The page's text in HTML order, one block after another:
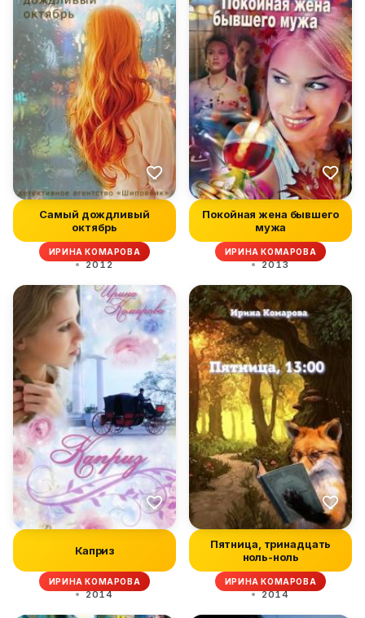
Самый дождливый
октябрь
ИРИНА КОМАРОВА
2012
Покойная жена бывшего
мужа
ИРИНА КОМАРОВА
2013
Каприз
ИРИНА КОМАРОВА
2014
Пятница, тринадцать
ноль-ноль
ИРИНА КОМАРОВА
2014